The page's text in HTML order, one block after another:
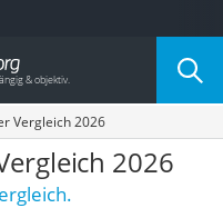
Vergleich 2026
2026